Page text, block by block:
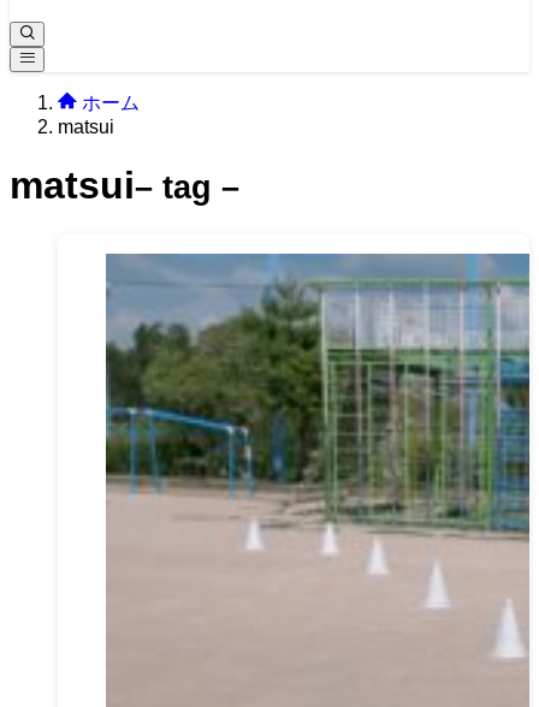
ホーム
matsui
matsui– tag –